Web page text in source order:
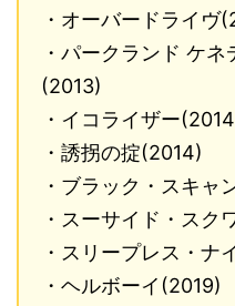
・オーバードライヴ
・パークランド ケ
(2013)
・イコライザー
・誘拐の掟(2014)
・ブラック・スキャ
・スーサイド・スク
・スリープレス・ナ
・ヘルボーイ(2019)